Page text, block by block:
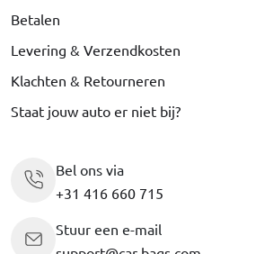
Betalen
Levering & Verzendkosten
Klachten & Retourneren
Staat jouw auto er niet bij?
Bel ons via
+31 416 660 715
Stuur een e-mail